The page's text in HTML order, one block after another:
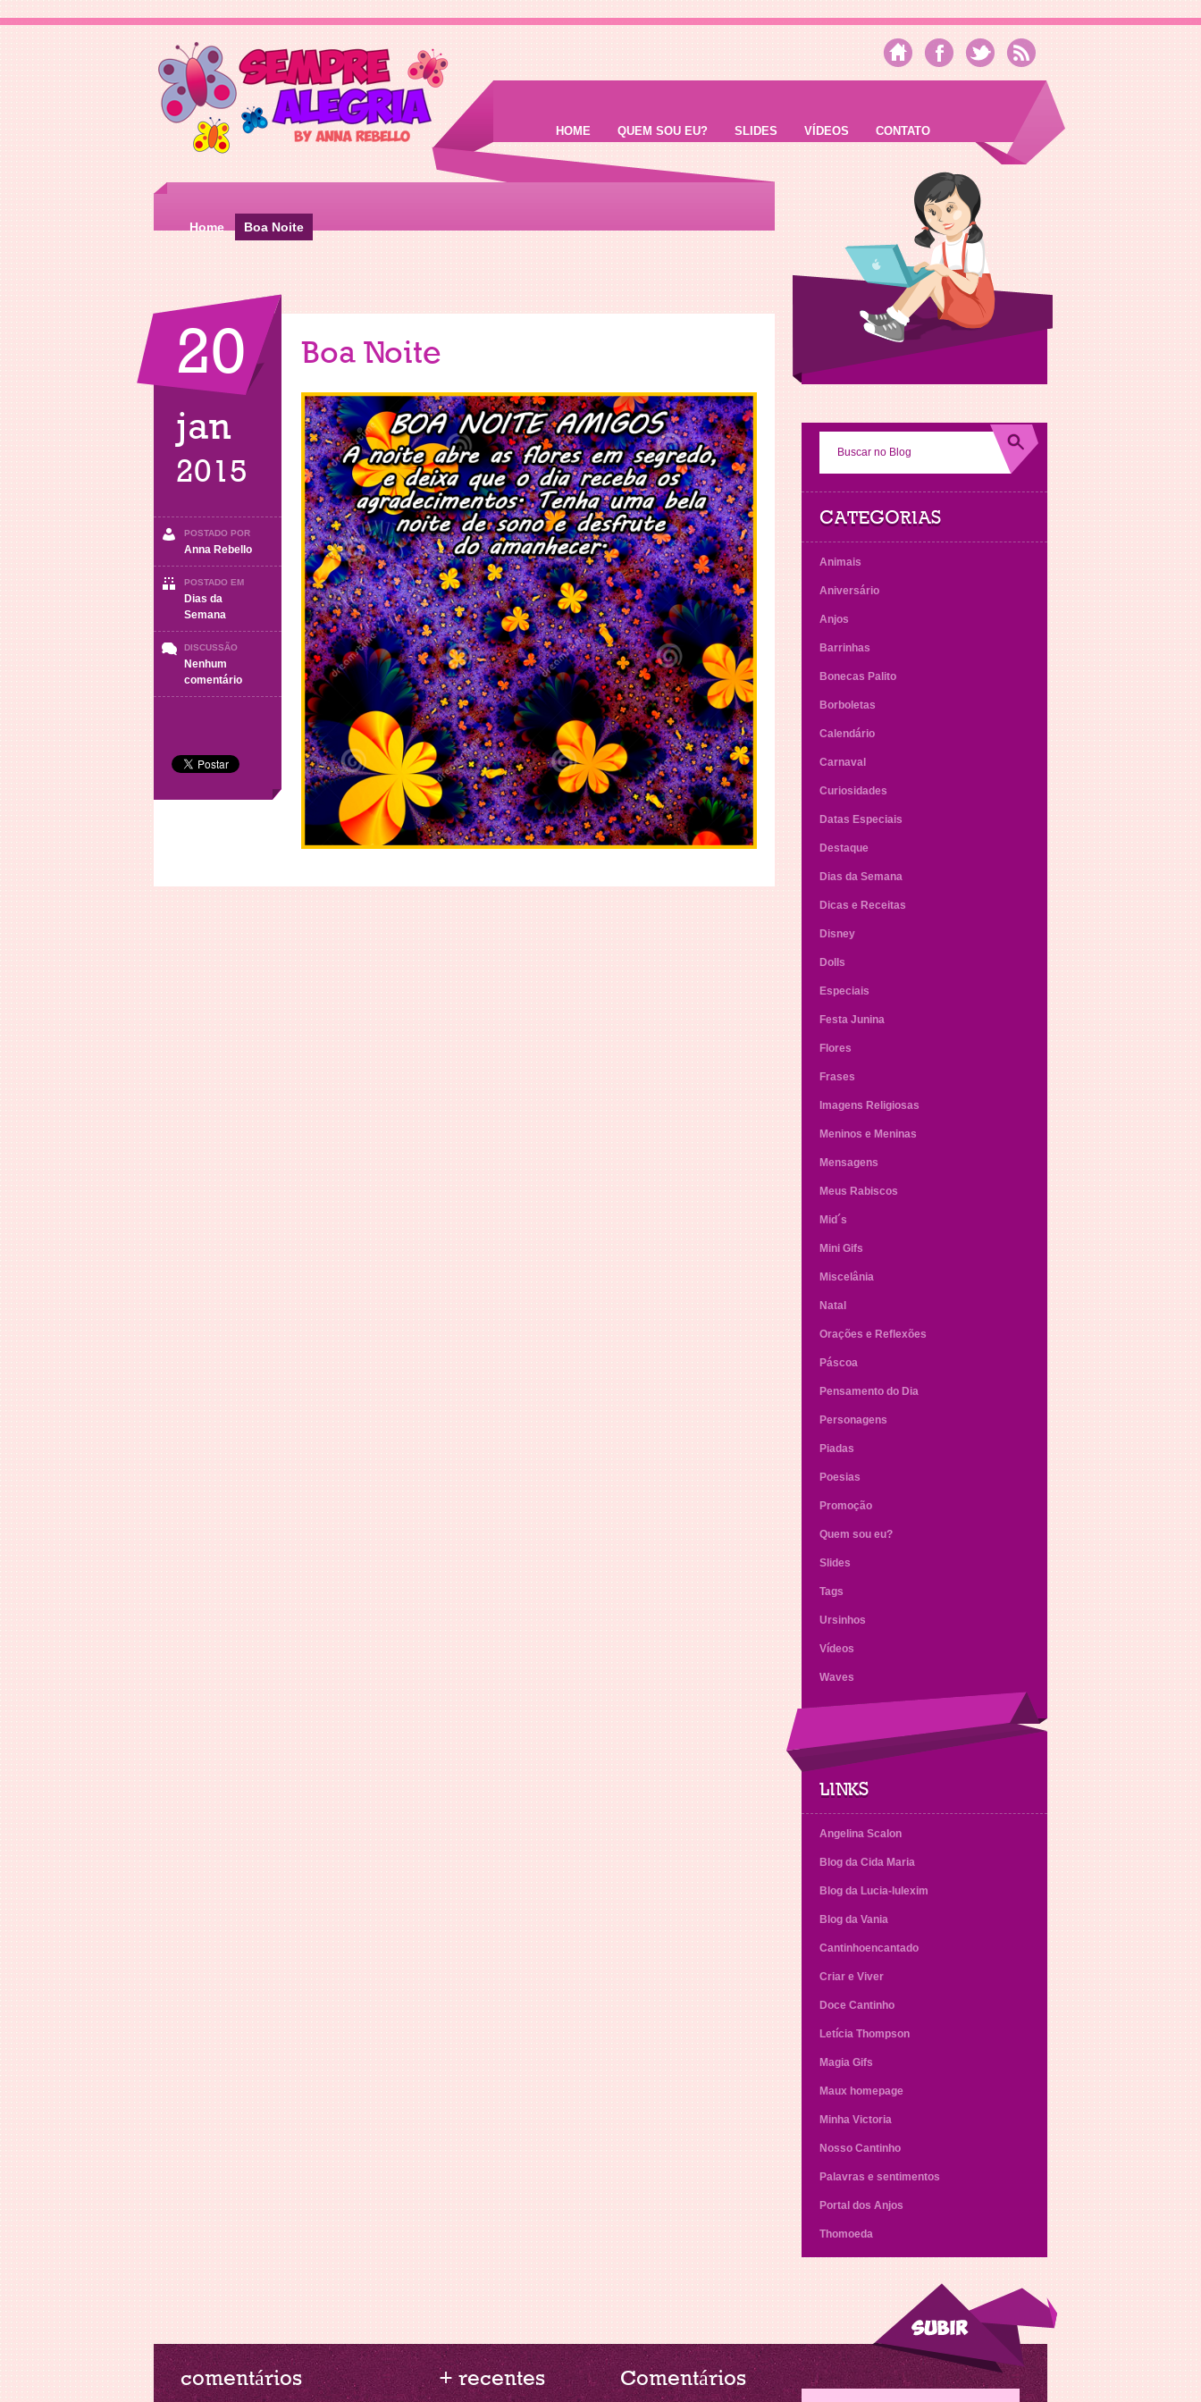
HOME QUEM SOU EU? SLIDES VÍDEOS CONTATO
Home Boa Noite
20
jan
2015
POSTADO POR
Anna Rebello
POSTADO EM
Dias da
Semana
DISCUSSÃO
Nenhum
comentárioem
Boa
Boa Noite
CATEGORIAS
Animais
Aniversário
Anjos
Barrinhas
Bonecas Palito
Borboletas
Calendário
Carnaval
Curiosidades
Datas Especiais
Destaque
Dias da Semana
Dicas e Receitas
Disney
Dolls
Especiais
Festa Junina
Flores
Frases
Imagens Religiosas
Meninos e Meninas
Mensagens
Meus Rabiscos
Mid´s
Mini Gifs
Miscelânia
Natal
Orações e Reflexões
Páscoa
Pensamento do Dia
Personagens
Piadas
Poesias
Promoção
Quem sou eu?
Slides
Tags
Ursinhos
Vídeos
Waves
LINKS
Angelina Scalon
Blog da Cida Maria
Blog da Lucia-lulexim
Blog da Vania
Cantinhoencantado
Criar e Viver
Doce Cantinho
Letícia Thompson
Magia Gifs
Maux homepage
Minha Victoria
Nosso Cantinho
Palavras e sentimentos
Portal dos Anjos
Thomoeda
comentários + recentes Comentários